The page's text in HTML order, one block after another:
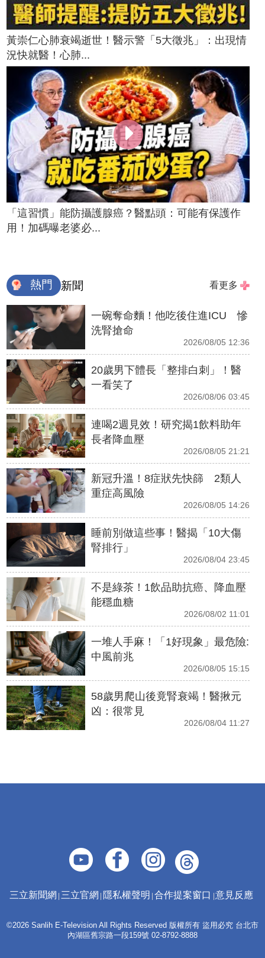
黃崇仁心肺衰竭逝世！醫示警「5大徵兆」：出現情
況快就醫！心肺...
「這習慣」能防攝護腺癌？醫點頭：可能有保護作
用！加碼曝老婆必...
熱門 新聞 看更多
一碗奪命麵！他吃後住進ICU 慘
洗腎搶命
2026/08/05 12:36
20歲男下體長「整排白刺」！醫
一看笑了
2026/08/06 03:45
連喝2週見效！研究揭1飲料助年
長者降血壓
2026/08/05 21:21
新冠升溫！8症狀先快篩 2類人
重症高風險
2026/08/05 14:26
睡前別做這些事！醫揭「10大傷
腎排行」
2026/08/04 23:45
不是綠茶！1飲品助抗癌、降血壓
能穩血糖
2026/08/02 11:01
一堆人手麻！「1好現象」最危險:
中風前兆
2026/08/05 15:15
58歲男爬山後竟腎衰竭！醫揪元
凶：很常見
2026/08/04 11:27
三立新聞網 三立官網 隱私權聲明 合作提案窗口 意見反應
©2026 Sanlih E-Television All Rights Reserved 版權所有 盜用必究 台北市
內湖區舊宗路一段159號 02-8792-8888